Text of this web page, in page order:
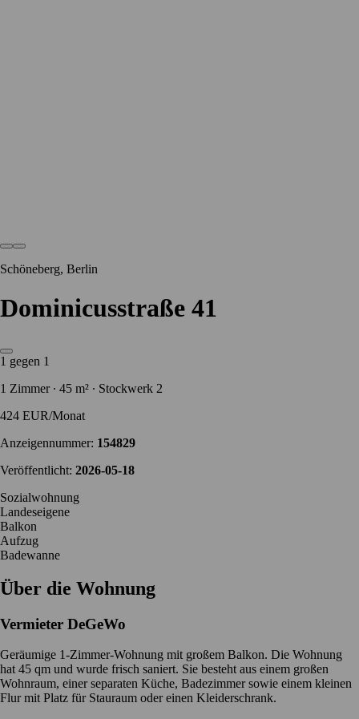
Schöneberg, Berlin
Dominicusstraße 41
1 gegen 1
1 Zimmer ∙ 45 m² ∙ Stockwerk 2
424 EUR/Monat
Anzeigennummer: 154829
Veröffentlicht: 2026-05-18
Sozialwohnung
Landeseigene
Balkon
Aufzug
Badewanne
Über die Wohnung
Vermieter DeGeWo
Geräumige 1-Zimmer-Wohnung mit großem Balkon. Die Wohnung
hat 45 qm und wurde frisch saniert. Sie besteht aus einem großen
Wohnraum, einer separaten Küche, Badezimmer sowie einem kleinen
Flur mit Platz für Stauraum oder einen Kleiderschrank.